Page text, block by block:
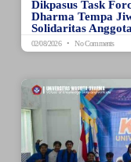
Dikpasus Task
Dharma Tempa
Solidaritas Anggota
02/08/2026 No Comments